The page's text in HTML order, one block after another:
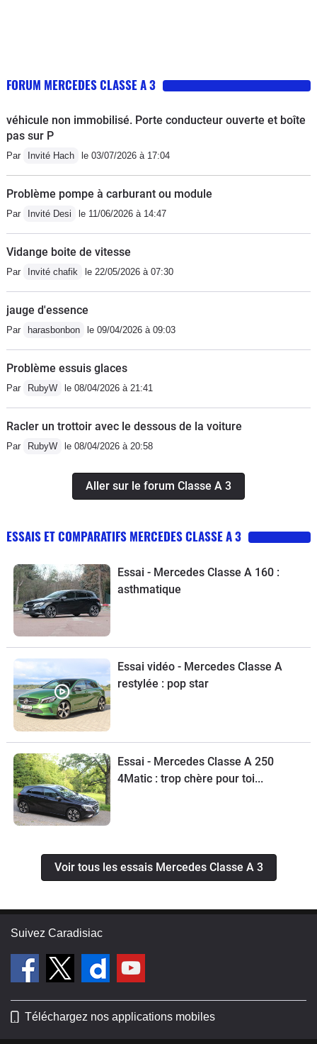
FORUM MERCEDES CLASSE A 3
véhicule non immobilisé. Porte conducteur ouverte et boîte
pas sur P
Par Invité Hach le 03/07/2026 à 17:04
Problème pompe à carburant ou module
Par Invité Desi le 11/06/2026 à 14:47
Vidange boite de vitesse
Par Invité chafik le 22/05/2026 à 07:30
jauge d'essence
Par harasbonbon le 09/04/2026 à 09:03
Problème essuis glaces
Par RubyW le 08/04/2026 à 21:41
Racler un trottoir avec le dessous de la voiture
Par RubyW le 08/04/2026 à 20:58
Aller sur le forum Classe A 3
ESSAIS ET COMPARATIFS MERCEDES CLASSE A 3
Essai - Mercedes Classe A 160 :
asthmatique
Essai vidéo - Mercedes Classe A
restylée : pop star
Essai - Mercedes Classe A 250
4Matic : trop chère pour toi...
Voir tous les essais Mercedes Classe A 3
Suivez Caradisiac
Téléchargez nos applications mobiles